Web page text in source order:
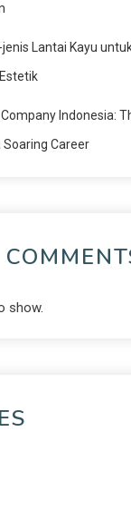
Lantai Kayu
Indonesia:
Soaring Career
show.